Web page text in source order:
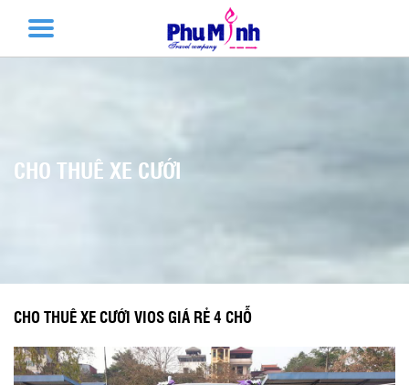
CHO THUÊ XE CƯỚI
CHO THUÊ XE CƯỚI VIOS GIÁ RẺ 4 CHỖ